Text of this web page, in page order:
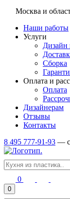
Москва и
Наши работы
Услуги
Дизайн
Сборка
Оплата и
Оплата
Дизайнерам
Отзывы
Контакты
8 495 777-91-93 —
0
0